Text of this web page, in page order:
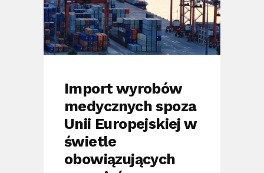
Import wyrobów
medycznych spoza
Unii Europejskiej w
świetle
obowiązujących